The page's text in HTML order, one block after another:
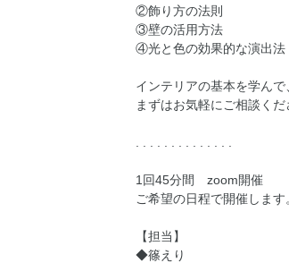
②飾り方の法則
③壁の活用方法
④光と色の効果的な演出法
インテリアの基本を学ん
まずはお気軽にご相談くだ
1回45分間 zoom開催
ご希望の日程で開催します
【担当】
◆篠えり